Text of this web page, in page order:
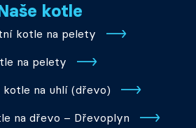
kotle
kotle na pelety
na pelety
na uhlí (dřevo)
na dřevo – Dřevoplyn